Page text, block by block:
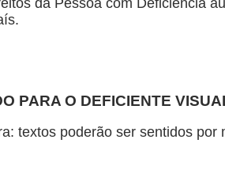
da Pessoa com Deficiência
PARA O DEFICIENTE
textos poderão ser sentidos por